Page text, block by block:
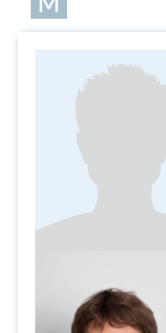
Fortbildung &
Kinesio-
CMD
PNE -
Fortbildung -